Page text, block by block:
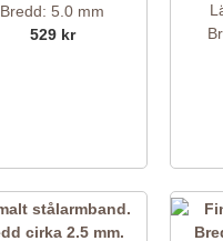
Bredd: 5.0 mm
529 kr